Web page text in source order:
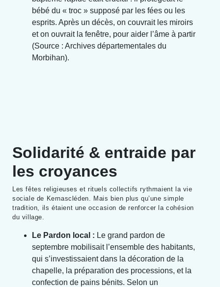
bébé du « troc » supposé par les fées ou les
esprits. Après un décès, on couvrait les miroirs
et on ouvrait la fenêtre, pour aider l’âme à partir
(Source : Archives départementales du
Morbihan).
Solidarité & entraide par
les croyances
Les fêtes religieuses et rituels collectifs rythmaient la vie
sociale de Kernascléden. Mais bien plus qu’une simple
tradition, ils étaient une occasion de renforcer la cohésion
du village.
Le Pardon local : Le grand pardon de
septembre mobilisait l’ensemble des habitants,
qui s’investissaient dans la décoration de la
chapelle, la préparation des processions, et la
confection de pains bénits. Selon un